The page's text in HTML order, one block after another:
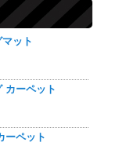
ット
カーペット
ーペット